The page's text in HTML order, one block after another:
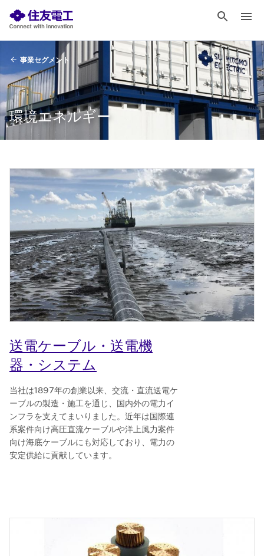
事業セグメント
環境エネルギー
送電ケーブル・送電機
器・システム
当社は1897年の創業以来、交流・直流送電ケ
ーブルの製造・施工を通じ、国内外の電力イ
ンフラを支えてまいりました。近年は国際連
系案件向け高圧直流ケーブルや洋上風力案件
向け海底ケーブルにも対応しており、電力の
安定供給に貢献しています。